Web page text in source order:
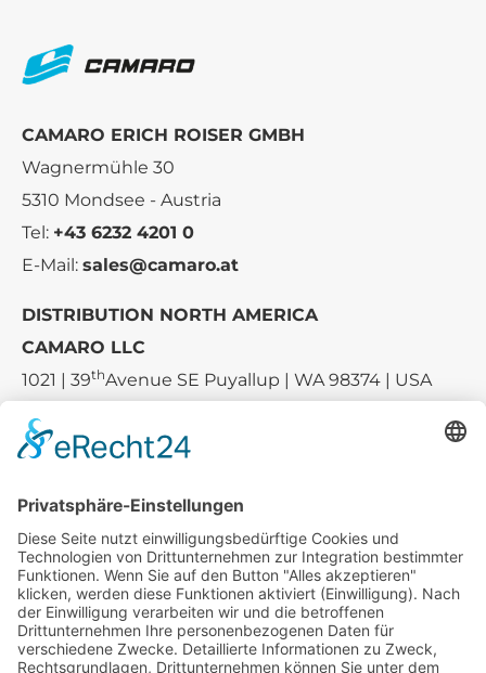
CAMARO ERICH ROISER GMBH
Wagnermühle 30
5310 Mondsee - Austria
Tel: +43 6232 4201 0
E-Mail: sales@camaro.at
DISTRIBUTION NORTH AMERICA
CAMARO LLC
1021 | 39thAvenue SE Puyallup | WA 98374 | USA
Tel.:+1 253-867-57 35
Unternehmen
Service
Media